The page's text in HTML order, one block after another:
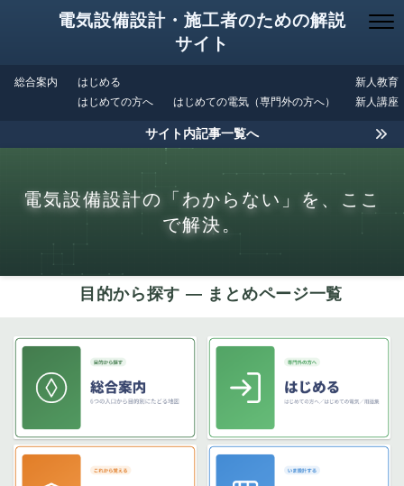
電気設備設計・施工者のための解説
サイト
総合案内
はじめる
はじめての方へ
はじめての電気（専門外の方へ）
新人教育
新人講座
サイト内記事一覧へ
電気設備設計の「わからない」を、ここ
で解決。